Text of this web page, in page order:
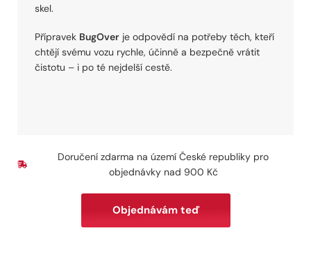
skel.
Přípravek BugOver je odpovědí na potřeby těch, kteří
chtějí svému vozu rychle, účinně a bezpečně vrátit
čistotu – i po té nejdelší cestě.
Doručení zdarma na území České republiky pro
objednávky nad 900 Kč
Objednávám teď